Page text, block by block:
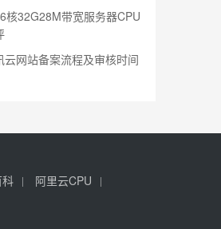
核32G28M带宽服务器CPU
云网站备案流程及审核时间
阿里云CPU